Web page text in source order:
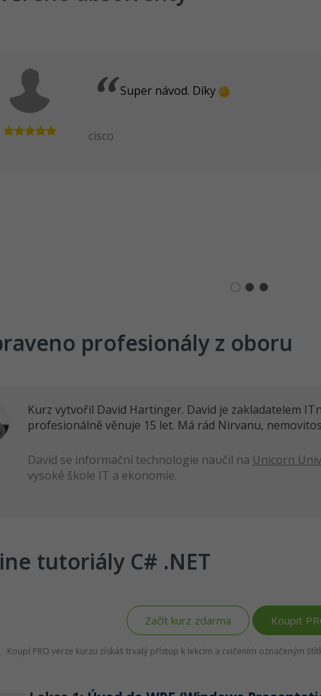
Super návod. Díky
cisco
profesionály z oboru
Kurz vytvořil David Hartinger. David je zakladatelem
profesionálně věnuje 15 let. Má rád Nirvanu,
David se informační technologie naučil na Unicorn
vysoké škole IT a ekonomie.
tutoriály C# .NET
Začít kurz zdarma Koupit
Koupí PRO verze kurzu získáš trvalý přístup k lekcím a cvičením označeným